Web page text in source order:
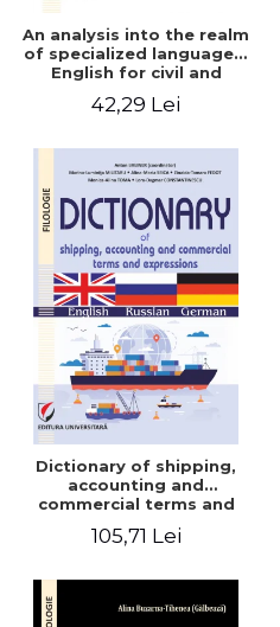
An analysis into the realm
of specialized languages.
English for civil and
42,29 Lei
Dictionary of shipping,
accounting and
commercial terms and
Russian – German
105,71 Lei